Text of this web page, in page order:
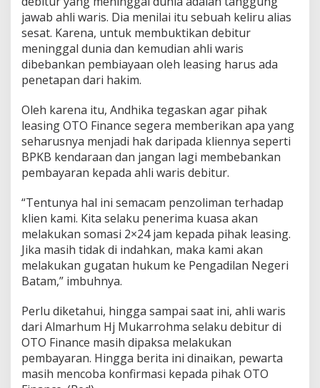
jawab ahli waris. Dia menilai itu sebuah keliru alias
sesat. Karena, untuk membuktikan debitur
meninggal dunia dan kemudian ahli waris
dibebankan pembiayaan oleh leasing harus ada
penetapan dari hakim.
Oleh karena itu, Andhika tegaskan agar pihak
leasing OTO Finance segera memberikan apa yang
seharusnya menjadi hak daripada kliennya seperti
BPKB kendaraan dan jangan lagi membebankan
pembayaran kepada ahli waris debitur.
“Tentunya hal ini semacam penzoliman terhadap
klien kami. Kita selaku penerima kuasa akan
melakukan somasi 2×24 jam kepada pihak leasing.
Jika masih tidak di indahkan, maka kami akan
melakukan gugatan hukum ke Pengadilan Negeri
Batam,” imbuhnya.
Perlu diketahui, hingga sampai saat ini, ahli waris
dari Almarhum Hj Mukarrohma selaku debitur di
OTO Finance masih dipaksa melakukan
pembayaran. Hingga berita ini dinaikan, pewarta
masih mencoba konfirmasi kepada pihak OTO